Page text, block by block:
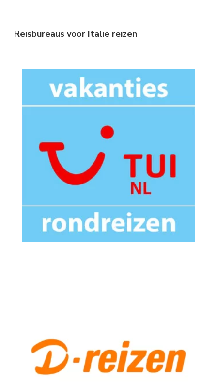
Reisbureaus voor Italië reizen